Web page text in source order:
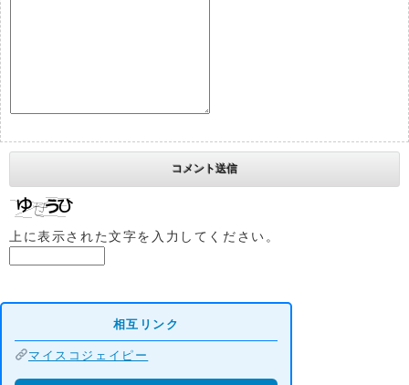
上に表示された文字を入力してください。
相互リンク
マイスコジェイピー